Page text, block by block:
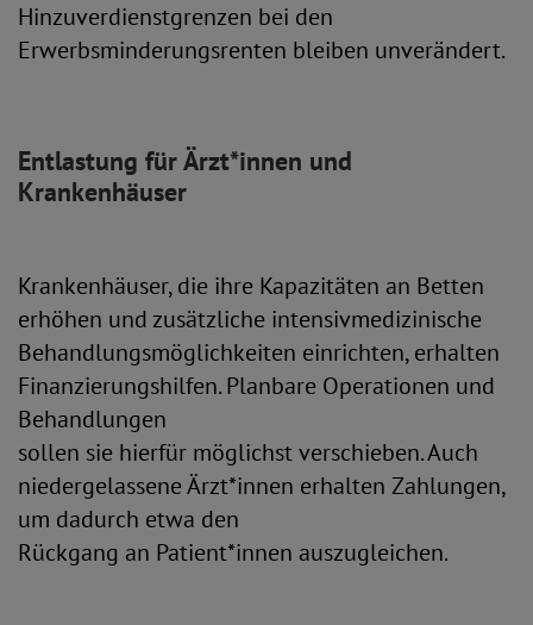
Hinzuverdienstgrenzen bei den
Erwerbsminderungsrenten bleiben unverändert.
Entlastung für Ärzt*innen und
Krankenhäuser
Krankenhäuser, die ihre Kapazitäten an Betten
erhöhen und zusätzliche intensivmedizinische
Behandlungsmöglichkeiten einrichten, erhalten
Finanzierungshilfen. Planbare Operationen und
Behandlungen
sollen sie hierfür möglichst verschieben. Auch
niedergelassene Ärzt*innen erhalten Zahlungen,
um dadurch etwa den
Rückgang an Patient*innen auszugleichen.